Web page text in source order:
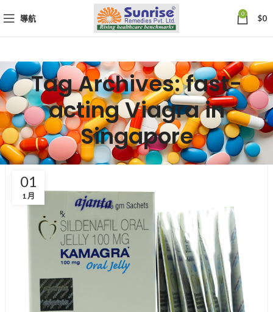
導航 0 $0
Tag Archives: fast-
acting Viagra in
Singapore
01
1 月